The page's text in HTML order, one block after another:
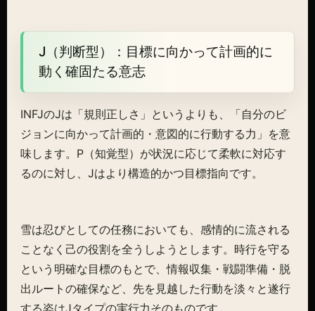
J（判断型）：目標に向かって計画的に
動く確固たる意志
INFJのJは「規則正しさ」というよりも、「自分のビ
ジョンに向かって計画的・意図的に行動する力」を意
味します。P（知覚型）が状況に応じて柔軟に対応す
るのに対し、Jはより構造的かつ目標指向です。
雪は忍びとしての任務においても、感情的に流される
ことなく己の役割を全うしようとします。時行を守る
という明確な目標のもとで、情報収集・戦闘準備・脱
出ルートの確保など、先を見越した行動を淡々と遂行
する姿はJタイプの実行力そのものです。